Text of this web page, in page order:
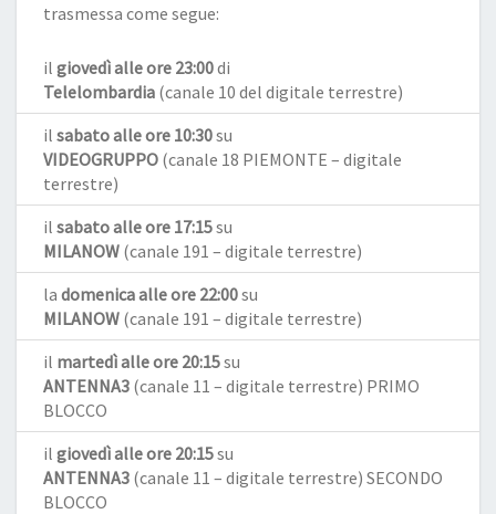
trasmessa come segue:
il giovedì alle ore 23:00di
Telelombardia (canale 10 del digitale terrestre)
il sabato alle ore 10:30su
VIDEOGRUPPO (canale 18 PIEMONTE – digitale
terrestre)
il sabato alle ore 17:15su
MILANOW (canale 191 – digitale terrestre)
la domenica alle ore 22:00su
MILANOW (canale 191 – digitale terrestre)
il martedì alle ore 20:15su
ANTENNA3 (canale 11 – digitale terrestre) PRIMO
BLOCCO
il giovedì alle ore 20:15su
ANTENNA3 (canale 11 – digitale terrestre) SECONDO
BLOCCO